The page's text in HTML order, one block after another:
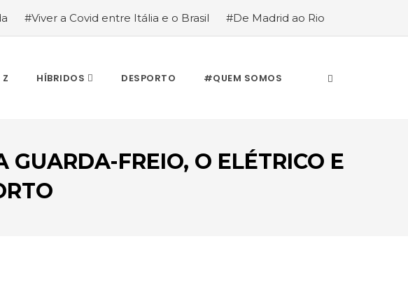
#Viver a Covid entre Itália e o Brasil
#De Madrid ao Rio
HÍBRIDOS DESPORTO #QUEM SOMOS
FREIO, O ELÉTRICO E